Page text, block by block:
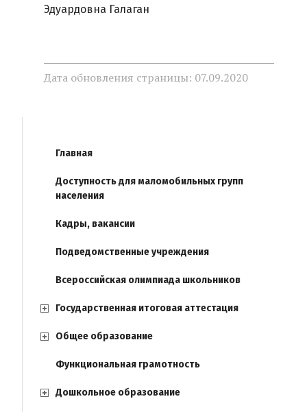
Эдуардовна Галаган
Дата обновления страницы: 07.09.2020
Главная
Доступность для маломобильных групп
населения
Кадры, вакансии
Подведомственные учреждения
Всероссийская олимпиада школьников
Государственная итоговая аттестация
Общее образование
Функциональная грамотность
Дошкольное образование